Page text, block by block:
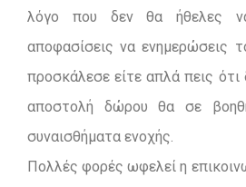
λόγο που δεν θα ήθελες
αποφασίσεις να ενημερώσεις
προσκάλεσε είτε απλά πεις
αποστολή δώρου θα σε
συναισθήματα ενοχής.
Πολλές φορές ωφελεί η